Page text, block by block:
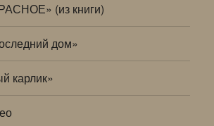
(из книги)
дом»
карлик»